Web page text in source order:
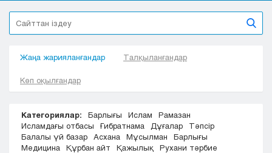
Астана
Алматы
Актобе
Жезказган
Кокшетау
Костанай
Кызылорда
Жаңа жарияланғандар Талқыланғандар
Көп оқылғандар
Категориялар: Барлығы Ислам
Рамазан
Исламдағы отбасы
Ғибратнама Дұғалар
Тәпсір
Балалы үй базар
Асхана Мұсылман
Барлығы
Медицина
Құрбан айт Қажылық
Рухани тәрбие